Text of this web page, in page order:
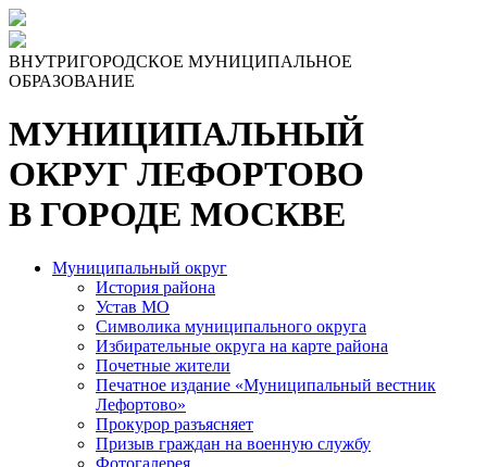
Skip
to
the
content
ВНУТРИГОРОДСКОЕ МУНИЦИПАЛЬНОЕ
ОБРАЗОВАНИЕ
МУНИЦИПАЛЬНЫЙ
ОКРУГ ЛЕФОРТОВО
В ГОРОДЕ МОСКВЕ
Муниципальный округ
История района
Устав МО
Символика муниципального округа
Избирательные округа на карте района
Почетные жители
Печатное издание «Муниципальный вестник
Лефортово»
Прокурор разъясняет
Призыв граждан на военную службу
Фотогалерея